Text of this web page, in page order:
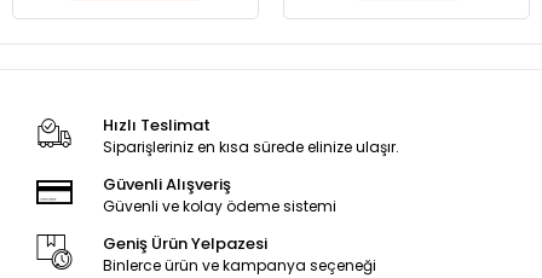
Hızlı Teslimat
Siparişleriniz en kısa sürede elinize ulaşır.
Güvenli Alışveriş
Güvenli ve kolay ödeme sistemi
Geniş Ürün Yelpazesi
Binlerce ürün ve kampanya seçeneği